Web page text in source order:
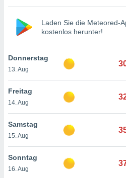
jederzeit
der
Laden Sie die Meteored-
kostenlos herunter!
Donnerstag
13. Aug
Freitag
14. Aug
Samstag
15. Aug
Sonntag
16. Aug